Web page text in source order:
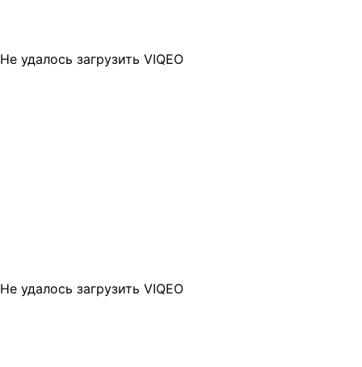
Не удалось загрузить VIQEO
Не удалось загрузить VIQEO